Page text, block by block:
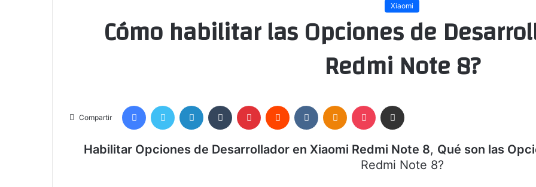
Xiaomi
Cómo habilitar las Opciones de
Redmi Note 8?
Compartir
FacebookTwitter LinkedIn Tumblr Pinterest Reddit VKontakteOdnoklassniki
Pocket
Habilitar Opciones de Desarrollador en Xiaomi Redmi Note 8, Qué son las
Redmi Note 8?